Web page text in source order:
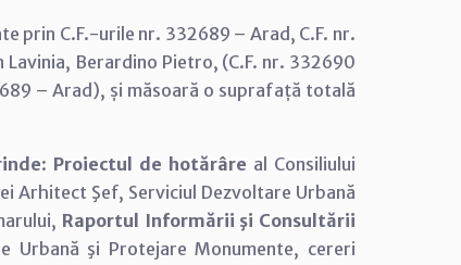
prin C.F.-urile nr. 332689 – Arad, C.F. nr.
Berardino Pietro, (C.F. nr. 332690
– Arad), și măsoară o suprafață totală
: Proiectul de hotărâre al Consiliului
Arhitect Şef, Serviciul Dezvoltare Urbană
Raportul Informării şi Consultării
Urbană şi Protejare Monumente, cereri